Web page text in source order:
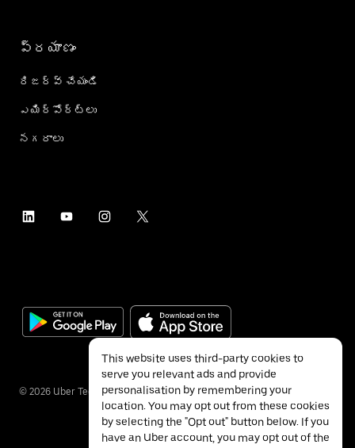
ప్రయాణం
రిజర్వ్ చేయండి
ఎయిర్؜పోర్ట్؜లు
నగరాలు
© 2026 Uber Technologies Inc.
This website uses third-party cookies to
serve you relevant ads and provide
personalisation by remembering your
location. You may opt out from these cookies
by selecting the "Opt out" button below. If you
have an Uber account, you may opt out of the